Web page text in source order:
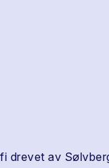
drevet av